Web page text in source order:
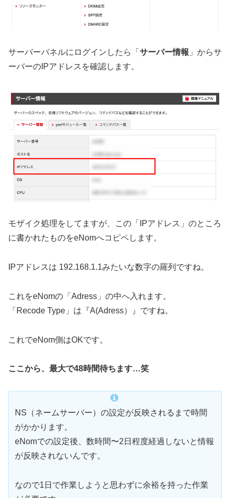
サーバーパネルにログインしたら「 サーバー情報 」からサ
ーバーのIPアドレスを確認します。
モザイク処理をしてますが、この「IPアドレス」のところ
に書かれたものをeNomへコピペします。
IPアドレスは 192.168.1.1みたいな数字の羅列ですね。
これをeNomの「Adress」の中へ入れます。
「Recode Type」は『A(Adress）』ですね。
これでeNom側はOKです。
ここから、最大で48時間待ちます…笑
NS（ネームサーバー）の設定が反映されるまで時間
がかかります。
eNomでの設定後、数時間〜2日程度経過しないと情報
が反映されないんです。
なので1日で作業しようと思わずに余裕を持った作業